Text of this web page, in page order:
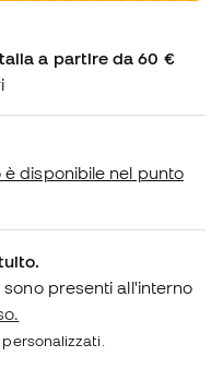
a partire da 60 €
disponibile nel punto
presenti all'interno